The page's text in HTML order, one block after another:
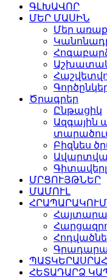
ԳԼԽԱՎՈՐ
ՄԵՐ ՄԱՍԻՆ
Մեր
Ծրագրեր
Ընթացիկ
Ազգային
Բիզնես
ՄՐՑՈՒՅԹՆԵՐ
ՄԱՄՈՒԼ
ՊԱՏԿԵՐԱՍՐԱՀ
ՀԵՏԱԴԱՐՁ